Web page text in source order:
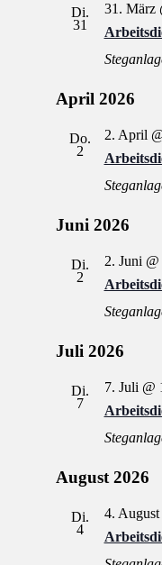
Di.
31
31. März
April 2026
Do.
2
2. April
Juni 2026
Di.
2
2. Juni
Juli 2026
Di.
7
7. Juli @
August 2026
Di.
4
4.